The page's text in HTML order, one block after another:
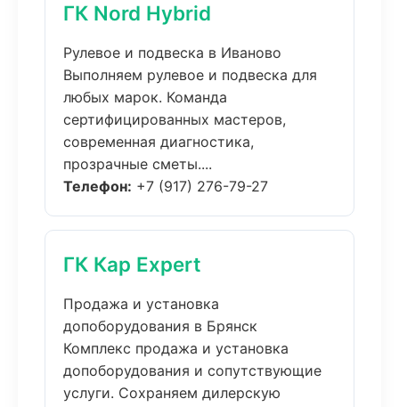
ГК Nord Hybrid
Рулевое и подвеска в Иваново
Выполняем рулевое и подвеска для
любых марок. Команда
сертифицированных мастеров,
современная диагностика,
прозрачные сметы....
Телефон: +7 (917) 276-79-27
ГК Кар Expert
Продажа и установка
допоборудования в Брянск
Комплекс продажа и установка
допоборудования и сопутствующие
услуги. Сохраняем дилерскую